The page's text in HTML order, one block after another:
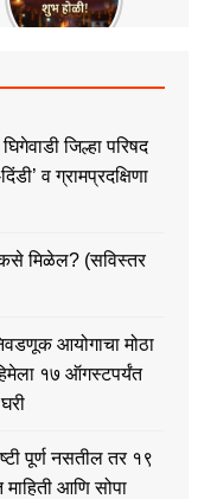
जिल्हा परिषद
व ग्रामप्रदक्षिणा
मिळेल? (सविस्तर
आयोगाचा मोठा
१७ ऑगस्टपर्यंत
पूर्ण नसतील तर १९
आणि सोपा